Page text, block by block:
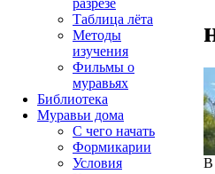
В
разрезе
Таблица лёта
Методы
изучения
Фильмы о
муравьях
Библиотека
Муравьи дома
С чего начать
Формикарии
Условия